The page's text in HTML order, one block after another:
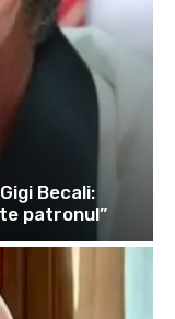
Becali:
patronul”